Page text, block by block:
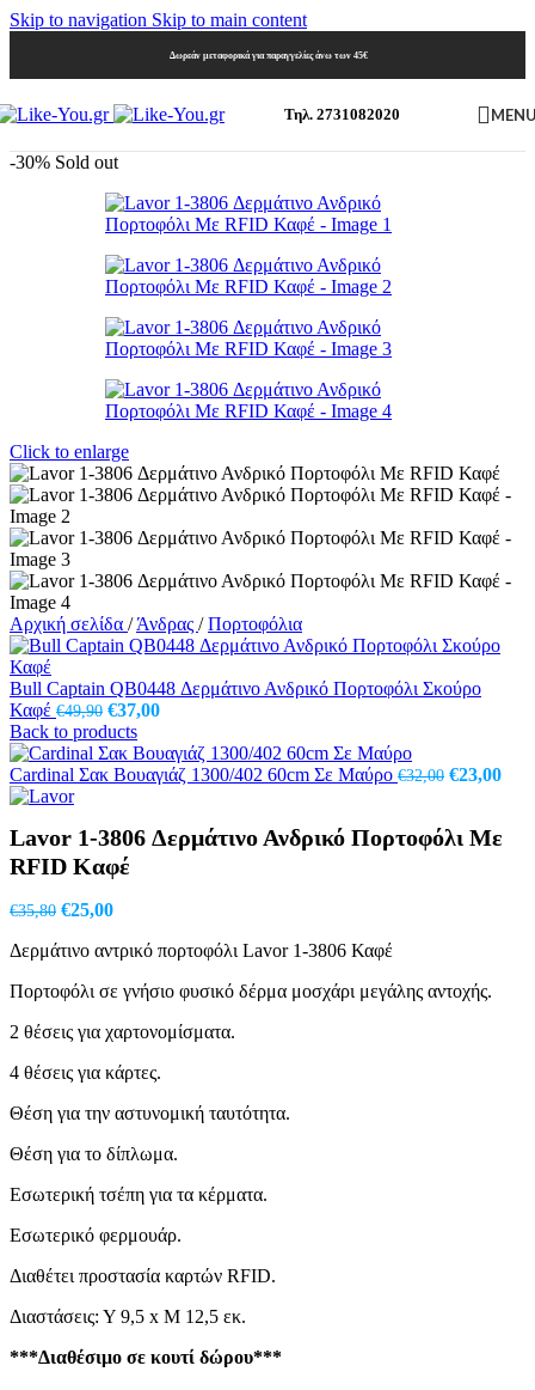
Skip to navigation Skip to main content
Δωρεάν μεταφορικά για παραγγελίες άνω των 45€
Τηλ. 2731082020
-30% Sold out
Click to enlarge
Αρχική σελίδα / Άνδρας / Πορτοφόλια
Bull Captain QB0448 Δερμάτινο Ανδρικό Πορτοφόλι Σκούρο
Καφέ €49,90 Original
price
was:
€49,90.
€37,00Η
τιμή
είναι:
Back to products
Cardinal Σακ Βουαγιάζ 1300/402 60cm Σε Μαύρο €32,00 Original
€32,00.
€23,00Η
Lavor 1-3806 Δερμάτινο Ανδρικό Πορτοφόλι Με
RFID Καφέ
€35,80 Original
was:
€25,00Η
τιμή
€25,00.
Δερμάτινο αντρικό πορτοφόλι Lavor 1-3806 Καφέ
Πορτοφόλι σε γνήσιο φυσικό δέρμα μοσχάρι μεγάλης αντοχής.
2 θέσεις για χαρτονομίσματα.
4 θέσεις για κάρτες.
Θέση για την αστυνομική ταυτότητα.
Θέση για το δίπλωμα.
Εσωτερική τσέπη για τα κέρματα.
Εσωτερικό φερμουάρ.
Διαθέτει προστασία καρτών RFID.
Διαστάσεις: Υ 9,5 x Μ 12,5 εκ.
***Διαθέσιμο σε κουτί δώρου***